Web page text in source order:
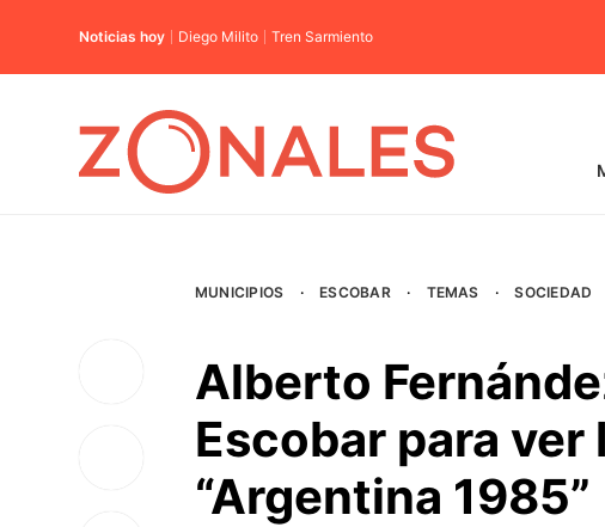
Noticias hoy Diego Milito Tren Sarmiento
MUNICIPIOS · ESCOBAR · TEMAS · SOCIEDAD
Alberto
Escobar para
“Argentina 1985”